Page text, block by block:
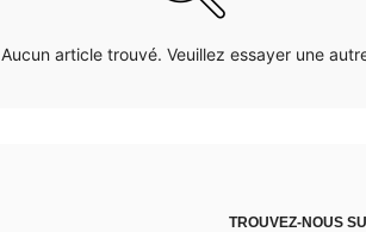
Aucun article trouvé. Veuillez essayer une
TROUVEZ-NOUS